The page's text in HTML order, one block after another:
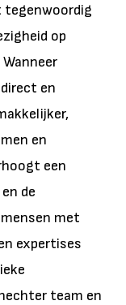
tegenwoordig
op
en
en
een
de
met
expertises
team en